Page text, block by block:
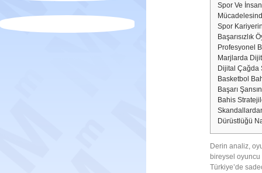
Spor Ve
Spor
Başarısızlık
Profesyonel
Marjlarda
Dijital Çağda
Basketbol
Başarı
Bahis
Dürüstlüğü
Derin analiz,
bireysel
Türkiye’de